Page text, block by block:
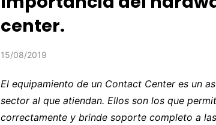
center.
15/08/2019
El equipamiento de un Contact Center es un
sector al que atiendan. Ellos son los que
correctamente y brinde soporte completo a